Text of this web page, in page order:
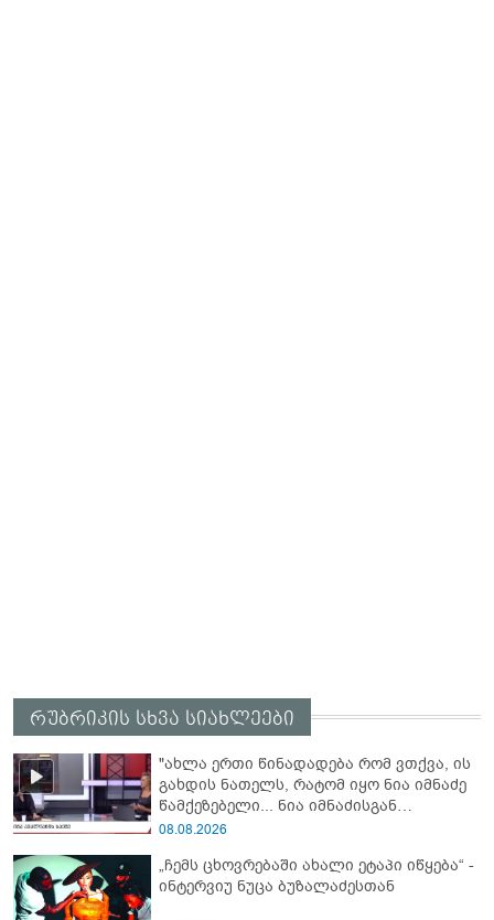
რუბრიკის სხვა სიახლეები
"ახლა ერთი წინადადება რომ ვთქვა, ის
გახდის ნათელს, რატომ იყო ნია იმნაძე
წამქეზებელი... ნია იმნაძისგან
გამოსული ინფორმაციაა ეს" - რას
08.08.2026
„ჩემს ცხოვრებაში ახალი ეტაპი იწყება“ -
ინტერვიუ ნუცა ბუზალაძესთან